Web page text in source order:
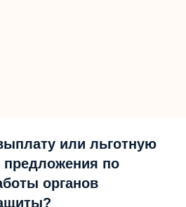
или льготную
предложения по
органов